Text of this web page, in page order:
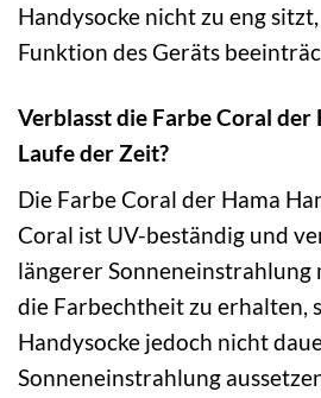
Handysocke nicht zu eng
Funktion des Geräts
Verblasst die Farbe Coral der
Laufe der Zeit?
Die Farbe Coral der Hama
Coral ist UV-beständig und
längerer Sonneneinstrahlung
die Farbechtheit zu erhalten,
Handysocke jedoch nicht
Sonneneinstrahlung